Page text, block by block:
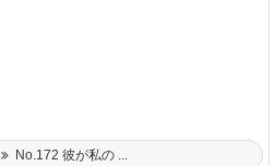
No.172 彼が私の ...